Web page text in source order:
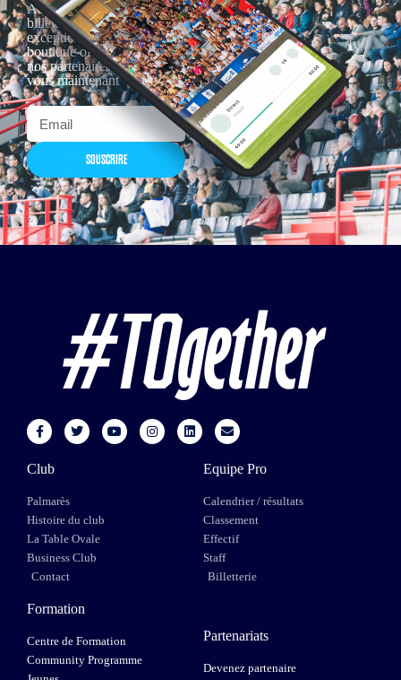
Actualités, nouveautés,
billetterie, remises
exceptionnelles dans la
boutique officielles & chez
nos partenaires… Inscrivez-
vous maintenant
SOUSCRIRE
Club
Palmarès
Histoire du club
La Table Ovale
Business Club
Contact
Equipe Pro
Calendrier / résultats
Classement
Effectif
Staff
Billetterie
Formation
Centre de Formation
Community Programme
Partenariats
Devenez partenaire